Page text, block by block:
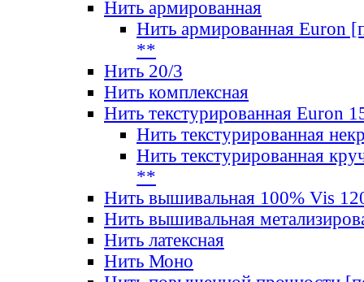
Нить армированная
Нить армированная Euron
**
Нить 20/3
Нить комплексная
Нить текстурированная Euron
Нить текстурированная
Нить текстурированная
**
Нить вышивальная 100% Vis
Нить вышивальная
Нить латексная
Нить Моно